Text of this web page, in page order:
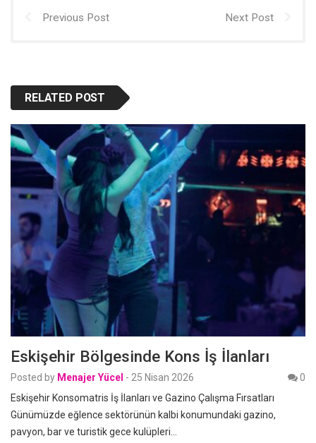
Previous Post Next Post
RELATED POST
Eskişehir Bölgesinde Kons İş İlanları
Posted by Menajer Yücel - 25 Nisan 2026
0
Eskişehir Konsomatris İş İlanları ve Gazino Çalışma Fırsatları
Günümüzde eğlence sektörünün kalbi konumundaki gazino,
pavyon, bar ve turistik gece kulüpleri…